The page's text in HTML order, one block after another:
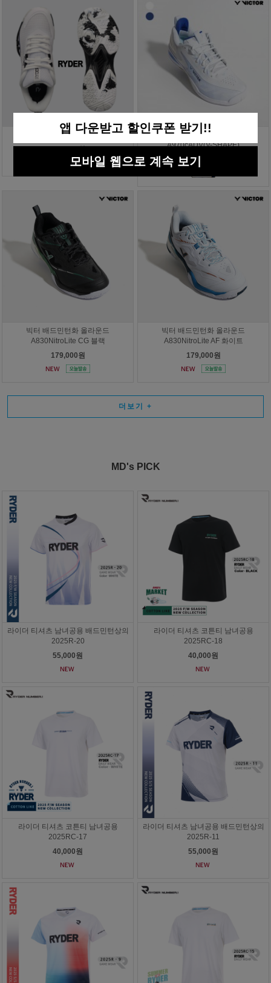
라이더 배드민턴화 RBS-8
빅터 배드민턴화 올라운드
A970cADV(V-SHAPE)
219,000원
빅터 배드민턴화 올라운드
A830NitroLite CG 블랙
179,000원
빅터 배드민턴화 올라운드
A830NitroLite AF 화이트
179,000원
더보기 +
MD's PICK
라이더 티셔츠 남녀공용 배드민턴상의
2025R-20
55,000원
라이더 티셔츠 코튼티 남녀공용
2025RC-18
40,000원
라이더 티셔츠 코튼티 남녀공용
2025RC-17
40,000원
라이더 티셔츠 남녀공용 배드민턴상의
2025R-11
55,000원
앱 다운받고 할인쿠폰 받기!!
모바일 웹으로 계속 보기